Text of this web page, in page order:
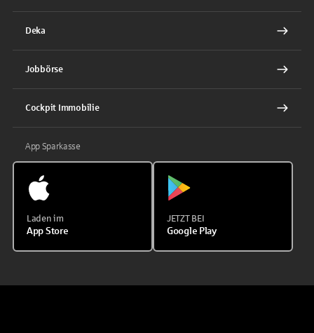
Deka
Jobbörse
Cockpit Immobilie
App Sparkasse
Laden im
App Store
JETZT BEI
Google Play